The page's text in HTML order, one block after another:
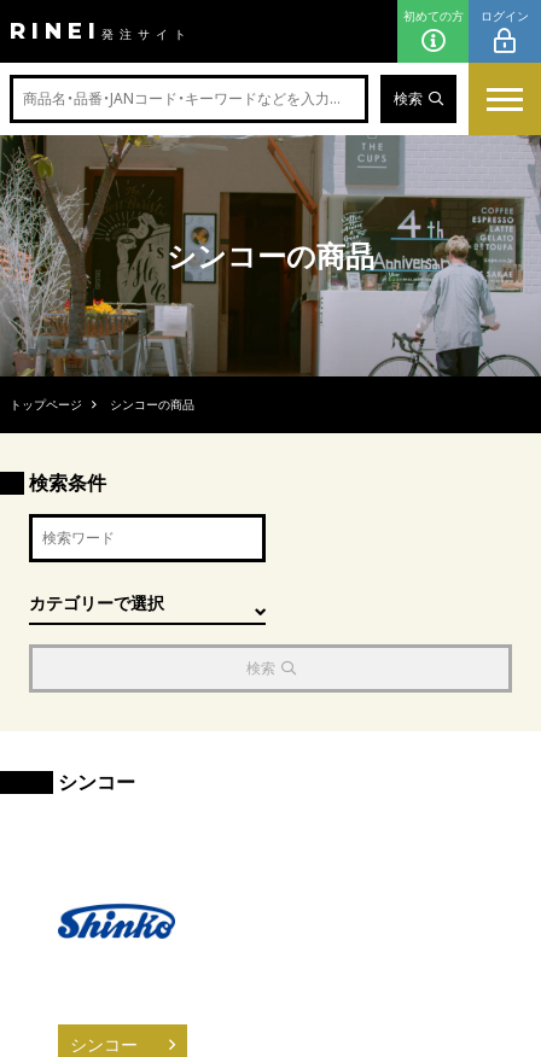
RINEI 発注サイト
初めての方 ログイン
検索
シンコーの商品
トップページ シンコーの商品
検索条件
検索
シンコー
シンコー